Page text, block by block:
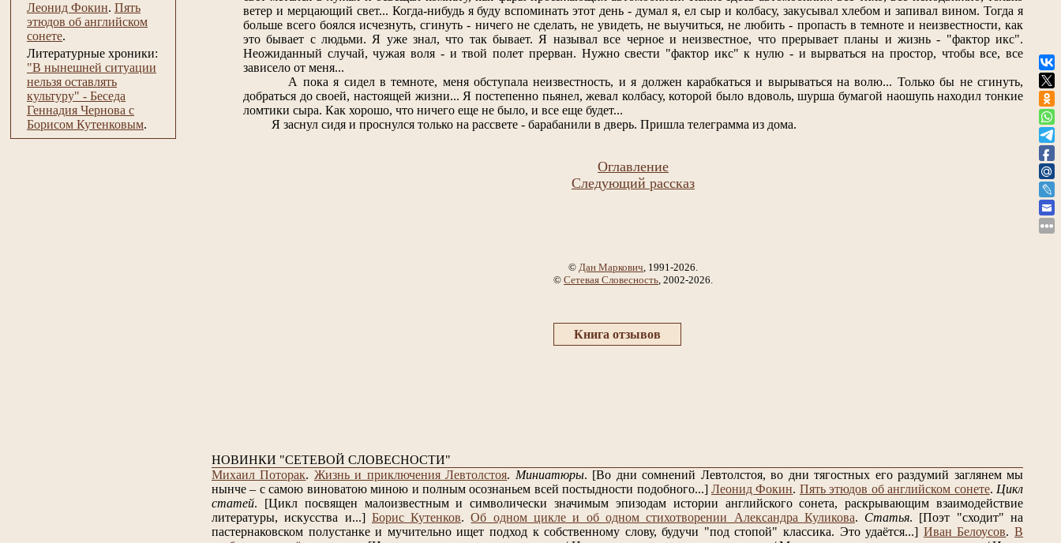
Леонид Фокин. Пять
этюдов об английском
сонете.
Литературные хроники:
"В нынешней ситуации
нельзя оставлять
культуру" - Беседа
Геннадия Чернова с
Борисом Кутенковым.
ветер и мерцающий свет... Когда-нибудь я буду вспоминать этот день - думал я, ел сыр и колбасу, закусывал хлебом и запивал вином. Тогда я
больше всего боялся исчезнуть, сгинуть - ничего не сделать, не увидеть, не выучиться, не любить - пропасть в темноте и неизвестности, как
это бывает с людьми. Я уже знал, что так бывает. Я называл все черное и неизвестное, что прерывает планы и жизнь - "фактор икс".
Неожиданный случай, чужая воля - и твой полет прерван. Нужно свести "фактор икс" к нулю - и вырваться на простор, чтобы все, все
зависело от меня...
А пока я сидел в темноте, меня обступала неизвестность, и я должен карабкаться и вырываться на волю... Только бы не сгинуть,
добраться до своей, настоящей жизни... Я постепенно пьянел, жевал колбасу, которой было вдоволь, шурша бумагой наошупь находил тонкие
ломтики сыра. Как хорошо, что ничего еще не было, и все еще будет...
Я заснул сидя и проснулся только на рассвете - барабанили в дверь. Пришла телеграмма из дома.
Оглавление
Следующий рассказ
© Дан Маркович , 1991-2026.
© Сетевая Словесность , 2002-2026.
Книга отзывов
НОВИНКИ "СЕТЕВОЙ СЛОВЕСНОСТИ"
Михаил Поторак. Жизнь и приключения Левтолстоя. Миниатюры. [Во дни сомнений Левтолстоя, во дни тягостных его раздумий заглянем мы
нынче – с самою виноватою миною и полным осознаньем всей постыдности подобного...] Леонид Фокин. Пять этюдов об английском сонете. Цикл
статей.
[Цикл посвящен малоизвестным и символически значимым эпизодам истории английского сонета, раскрывающим взаимодействие
литературы, искусства и...] Борис Кутенков.Об одном цикле и об одном стихотворении Александра Куликова. Статья. [Поэт "сходит" на
пастернаковском полустанке и мучительно ищет подход к собственному слову, будучи "под стопой" классика. Это удаётся...] Иван Белоусов.В